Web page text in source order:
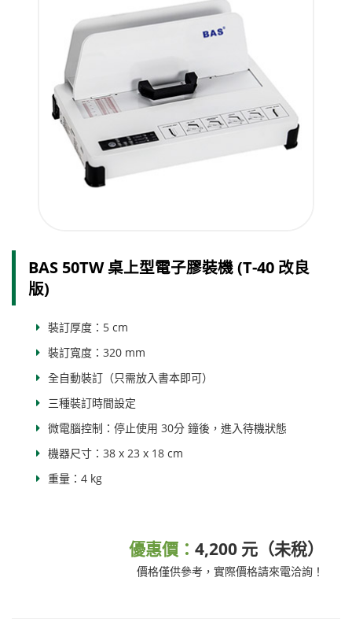
BAS 50TW 桌上型電子膠裝機 (T-40 改良
版)
裝訂厚度：5 cm
裝訂寬度：320 mm
全自動裝訂（只需放入書本即可）
三種裝訂時間設定
微電腦控制：停止使用 30分 鐘後，進入待機狀態
機器尺寸：38 x 23 x 18 cm
重量：4 kg
優惠價：4,200 元（未稅）
價格僅供參考，實際價格請來電洽詢！